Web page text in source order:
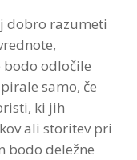
dobro razumeti
bodo odločile
samo, če
ki jih
ali storitev pri
bodo deležne